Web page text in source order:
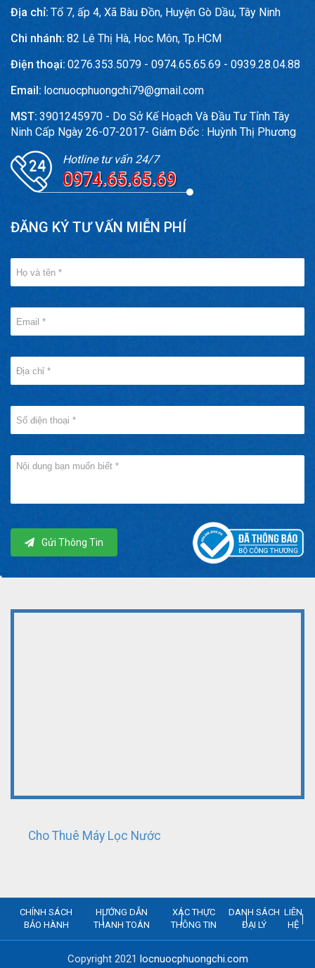
Địa chỉ: Tổ 7, ấp 4, Xã Bàu Đồn, Huyện Gò Dầu, Tây Ninh
Chi nhánh: 82 Lê Thị Hà, Hoc Môn, Tp.HCM
Điện thoại: 0276.353.5079 - 0974.65.65.69 - 0939.28.04.88
Email: locnuocphuongchi79@gmail.com
MST: 3901245970 - Do Sở Kế Hoạch Và Đầu Tư Tỉnh Tây
Ninh Cấp Ngày 26-07-2017- Giám Đốc : Huỳnh Thị Phương
Hotline tư vấn 24/7
0974.65.65.69
ĐĂNG KÝ TƯ VẤN MIỄN PHÍ
Gửi Thông Tin
Cho Thuê Máy Lọc Nước
CHÍNH SÁCH
BẢO HÀNH
HƯỚNG DẪN
THANH TOÁN
XÁC THỰC
THÔNG TIN
DANH SÁCH
ĐẠI LÝ
LIÊN
HỆ
Copyright 2021 locnuocphuongchi.com